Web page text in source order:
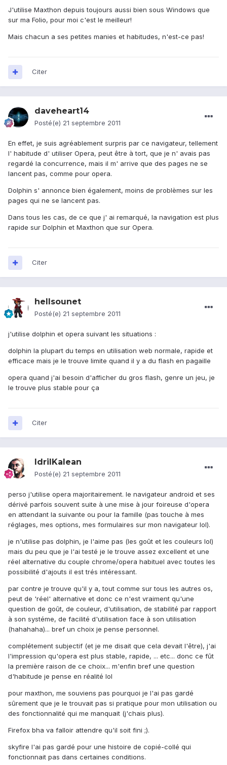
J'utilise Maxthon depuis toujours aussi bien sous Windows que
sur ma Folio, pour moi c'est le meilleur!
Mais chacun a ses petites manies et habitudes, n'est-ce pas!
Citer
daveheart14
Posté(e) 21 septembre 2011
En effet, je suis agréablement surpris par ce navigateur, tellement
l' habitude d' utiliser Opera, peut être à tort, que je n' avais pas
regardé la concurrence, mais il m' arrive que des pages ne se
lancent pas, comme pour opera.
Dolphin s' annonce bien également, moins de problèmes sur les
pages qui ne se lancent pas.
Dans tous les cas, de ce que j' ai remarqué, la navigation est plus
rapide sur Dolphin et Maxthon que sur Opera.
Citer
hellsounet
Posté(e) 21 septembre 2011
j'utilise dolphin et opera suivant les situations :
dolphin la plupart du temps en utilisation web normale, rapide et
efficace mais je le trouve limite quand il y a du flash en pagaille
opera quand j'ai besoin d'afficher du gros flash, genre un jeu, je
le trouve plus stable pour ça
Citer
IdrilKalean
Posté(e) 21 septembre 2011
perso j'utilise opera majoritairement. le navigateur android et ses
dérivé parfois souvent suite à une mise à jour foireuse d'opera
en attendant la suivante ou pour la famille (pas touche à mes
réglages, mes options, mes formulaires sur mon navigateur lol).
je n'utilise pas dolphin, je l'aime pas (les goût et les couleurs lol)
mais du peu que je l'ai testé je le trouve assez excellent et une
réel alternative du couple chrome/opera habituel avec toutes les
possibilité d'ajouts il est trés intéressant.
par contre je trouve qu'il y a, tout comme sur tous les autres os,
peut de 'réel' alternative et donc ce n'est vraiment qu'une
question de goût, de couleur, d'utilisation, de stabilité par rapport
à son systéme, de facilité d'utilisation face à son utilisation
(hahahaha)... bref un choix je pense personnel.
complétement subjectif (et je me disait que cela devait l'être), j'ai
l'impression qu'opera est plus stable, rapide, ... etc... donc ce fût
la première raison de ce choix... m'enfin bref une question
d'habitude je pense en réalité lol
pour maxthon, me souviens pas pourquoi je l'ai pas gardé
sûrement que je le trouvait pas si pratique pour mon utilisation ou
des fonctionnalité qui me manquait (j'chais plus).
Firefox bha va falloir attendre qu'il soit fini ;).
skyfire l'ai pas gardé pour une histoire de copié-collé qui
fonctionnait pas dans certaines conditions.